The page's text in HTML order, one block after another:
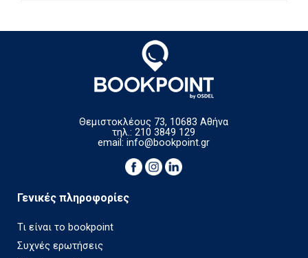
Θεμιστοκλέους 73, 10683 Αθήνα
τηλ.: 210 3849 129
email:info@bookpoint.gr
Γενικές πληροφορίες
Τι είναι το bookpoint
Συχνές ερωτήσεις